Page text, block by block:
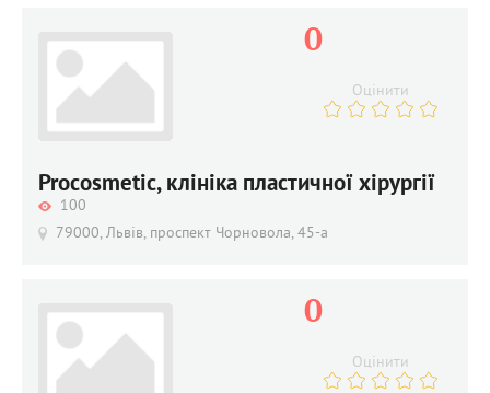
Procosmetic, клініка пластичної хірургії
100
79000, Львів, проспект Чорновола, 45-а
0
Оцінити
0
Оцінити